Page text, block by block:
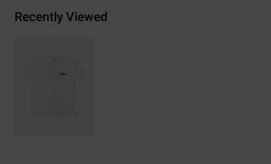
Recently Viewed